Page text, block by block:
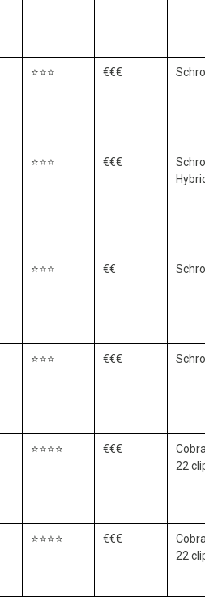
⭐⭐⭐ €€€
⭐⭐⭐ €€€
⭐⭐⭐ €€
⭐⭐⭐ €€€
⭐⭐⭐⭐ €€€
22
⭐⭐⭐⭐ €€€
22